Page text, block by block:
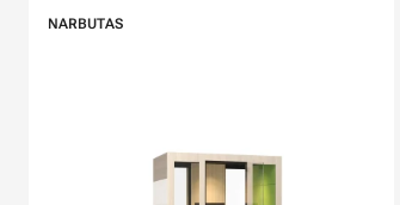
NARBUTAS